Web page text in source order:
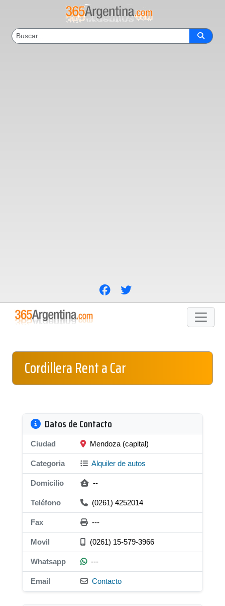
Cordillera Rent a Car
Datos de Contacto
Ciudad Mendoza (capital)
Categoria Alquiler de autos
Domicilio --
Teléfono (0261) 4252014
Fax ---
Movil (0261) 15-579-3966
Whatsapp ---
Email Contacto